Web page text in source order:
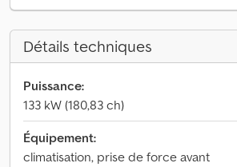
Détails techniques
Puissance:
133 kW (180,83 ch)
Équipement:
climatisation, prise de force avant